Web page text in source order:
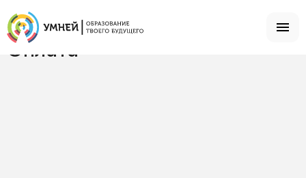
Что есть в студии
Оплата
Оплата